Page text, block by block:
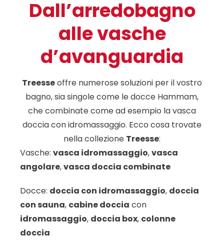
Dall’arredobagno
alle vasche
d’avanguardia
Treesseoffre numerose soluzioni per il vostro
bagno, sia singole come le docce Hammam,
che combinate come ad esempio la vasca
doccia con idromassaggio. Ecco cosa trovate
nella collezione Treesse:
Vasche: vasca idromassaggio,vasca
angolare,vasca doccia combinate
Docce: doccia con idromassaggio, doccia
con sauna, cabine doccia con
idromassaggio, doccia box, colonne
doccia